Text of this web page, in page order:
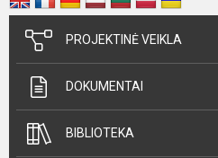
PROJEKTINĖ VEIKLA
DOKUMENTAI
BIBLIOTEKA